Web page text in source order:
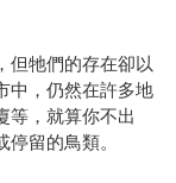
但牠們的存在卻以
中，仍然在許多地
等，就算你不出
留的鳥類。